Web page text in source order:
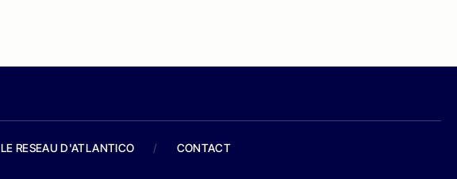
LE RESEAU D'ATLANTICO / CONTACT